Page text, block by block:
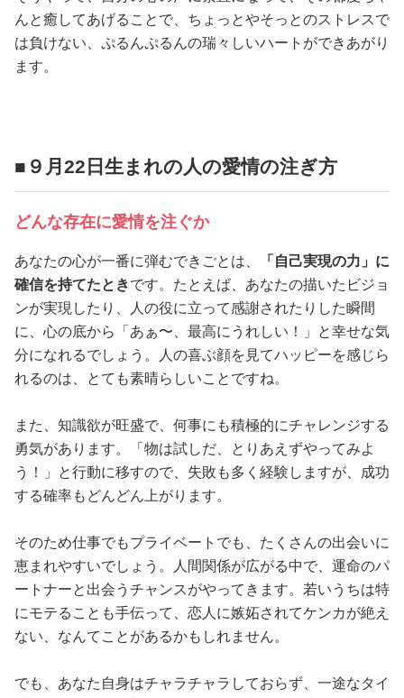
んと癒してあげることで、ちょっとやそっとのストレスで
は負けない、ぷるんぷるんの瑞々しいハートができあがり
ます。
■９月22日生まれの人の愛情の注ぎ方
どんな存在に愛情を注ぐか
あなたの心が一番に弾むできごとは、
「自己実現の力」に
確信を持てたときです。たとえば、あなたの描いたビジョ
ンが実現したり、人の役に立って感謝されたりした瞬間
に、心の底から「あぁ〜、最高にうれしい！」と幸せな気
分になれるでしょう。人の喜ぶ顔を見てハッピーを感じら
れるのは、とても素晴らしいことですね。
また、知識欲が旺盛で、何事にも積極的にチャレンジする
勇気があります。「物は試しだ、とりあえずやってみよ
う！」と行動に移すので、失敗も多く経験しますが、成功
する確率もどんどん上がります。
そのため仕事でもプライベートでも、たくさんの出会いに
恵まれやすいでしょう。人間関係が広がる中で、運命のパ
ートナーと出会うチャンスがやってきます。若いうちは特
にモテることも手伝って、恋人に嫉妬されてケンカが絶え
ない、なんてことがあるかもしれません。
でも、あなた自身はチャラチャラしておらず、一途なタイ